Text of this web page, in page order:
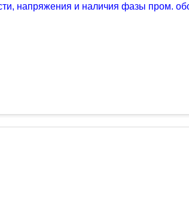
напряжения и наличия фазы пром.